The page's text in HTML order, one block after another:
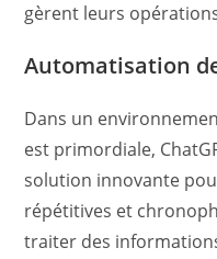
gèrent leurs
Automatisation
Dans un
est primordiale,
solution innovante
répétitives et
traiter des